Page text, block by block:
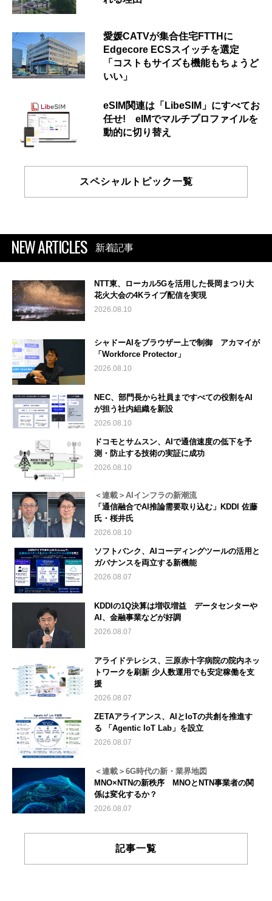
愛媛CATVが集合住宅FTTHに
Edgecore ECSスイッチを選定
「コストもサイズも機能もちょうど
いい」
eSIM関連は「LibeSIM」にすべてお
任せ! eIMでマルチプロファイルを
動的に切り替え
スペシャルトピック一覧
NEW ARTICLES 新着記事
NTT東、ローカル5Gを活用した長岡まつり大
花火大会の4Kライブ配信を実現
2026.08.10
シャドーAIをブラウザー上で制御 アカマイが
「Workforce Protector」
2026.08.10
NEC、部門長から社員まですべての役割をAI
が担う社内組織を新設
2026.08.10
ドコモとサムスン、AIで通信速度の低下を予
測・防止する技術の実証に成功
2026.08.10
＜連載＞AIインフラの新潮流
「通信融合でAI推論需要取り込む」KDDI 佐藤
氏・桜井氏
2026.08.10
ソフトバンク、AIコーディングツールの活用と
ガバナンスを両立する新機能
2026.08.07
KDDIの1Q決算は増収増益 データセンターや
AI、金融事業などが好調
2026.08.07
アライドテレシス、三原赤十字病院の院内ネッ
トワークを刷新 少人数運用でも安定稼働を支
援
2026.08.07
ZETAアライアンス、AIとIoTの共創を推進す
る 「Agentic IoT Lab」を設立
2026.08.07
＜連載＞6G時代の新・業界地図
MNO×NTNの新秩序 MNOとNTN事業者の関
係は変化するか？
2026.08.07
記事一覧